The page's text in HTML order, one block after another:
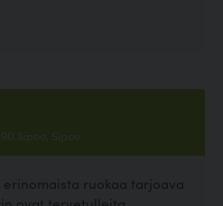
Sipoo, Sipoo
ruokaa tarjoava